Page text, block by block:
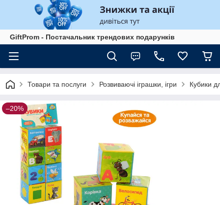
GiftProm - Постачальник трендових подарунків
Товари та послуги Розвиваючі іграшки, ігри Кубики
–20%